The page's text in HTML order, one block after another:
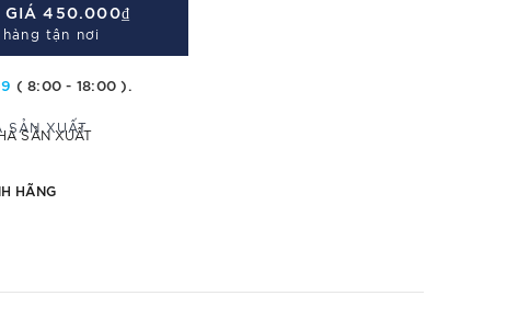
GIÁ450.000₫
tận nơi
( 8:00 - 18:00 ).
SẢN XUẤT
HÃNG